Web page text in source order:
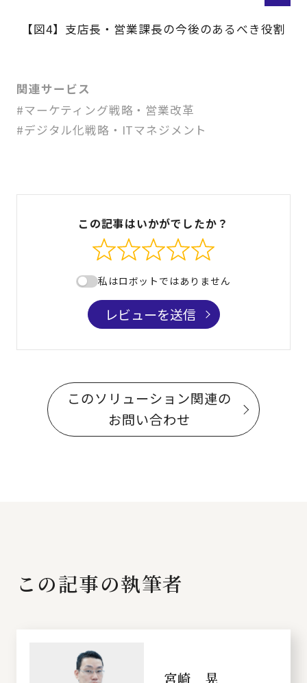
【図4】支店長・営業課長の今後のあるべき役割
関連サービス
#マーケティング戦略・営業改革
#デジタル化戦略・ITマネジメント
この記事はいかがでしたか？
私はロボットではありません
レビューを送信
このソリューション関連の
お問い合わせ
この記事の執筆者
宮崎 晃